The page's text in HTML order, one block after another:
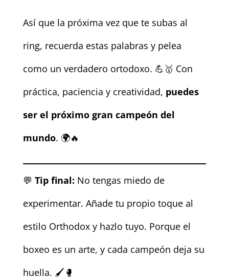
Así que la próxima vez que te subas al
ring, recuerda estas palabras y pelea
como un verdadero ortodoxo. 💪🥇 Con
práctica, paciencia y creatividad, puedes
ser el próximo gran campeón del
mundo. 🌍🔥
💬 Tip final: No tengas miedo de
experimentar. Añade tu propio toque al
estilo Orthodox y hazlo tuyo. Porque el
boxeo es un arte, y cada campeón deja su
huella. 🖌️🥊